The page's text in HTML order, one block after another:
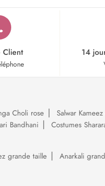
Client 14
Choli rose Salwar
Bandhani
Costumes
grande taille Anarkali